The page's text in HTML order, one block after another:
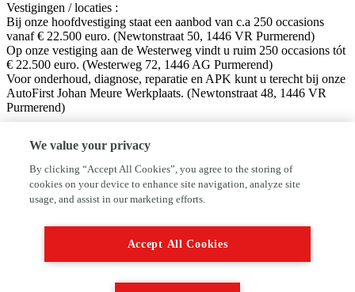
Vestigingen / locaties :
Bij onze hoofdvestiging staat een aanbod van c.a 250 occasions
vanaf € 22.500 euro. (Newtonstraat 50, 1446 VR Purmerend)
Op onze vestiging aan de Westerweg vindt u ruim 250 occasions tót
€ 22.500 euro. (Westerweg 72, 1446 AG Purmerend)
Voor onderhoud, diagnose, reparatie en APK kunt u terecht bij onze
AutoFirst Johan Meure Werkplaats. (Newtonstraat 48, 1446 VR
Purmerend)
Facebook: Autobedrijf Johan Meure
Instagram: @autobedrijfjohanmeure
Hoewel aan de informatie van deze website de grootst mogelijke
dan ook. Neem altijd even contact met ons op alvorens uw vertrek
naar ons toe, dan kunnen wij zien of de auto beschikbaar is en deze
We value your privacy
By clicking “Accept All Cookies”, you agree to the storing of
cookies on your device to enhance site navigation, analyze site
usage, and assist in our marketing efforts.
Accept All Cookies